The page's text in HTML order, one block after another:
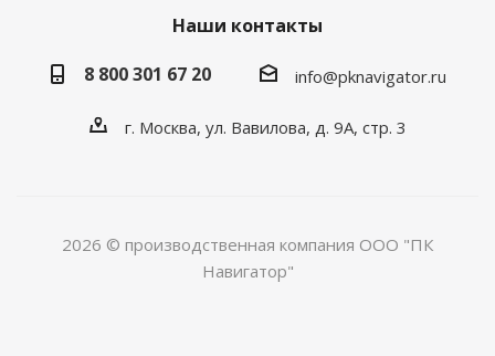
Наши контакты
8 800 301 67 20
info@pknavigator.ru
г. Москва, ул. Вавилова, д. 9А, стр. 3
2026 © производственная компания ООО "ПК
Навигатор"